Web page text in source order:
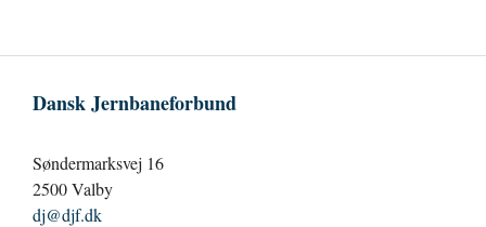
Dansk Jernbaneforbund
Søndermarksvej 16
2500 Valby
dj@djf.dk